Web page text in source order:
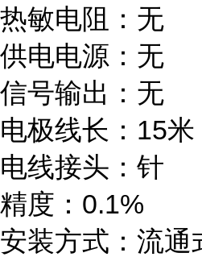
热敏电阻：无
供电电源：无
信号输出：无
电极线长：15米
电线接头：针
精度：0.1%
安装方式：流通